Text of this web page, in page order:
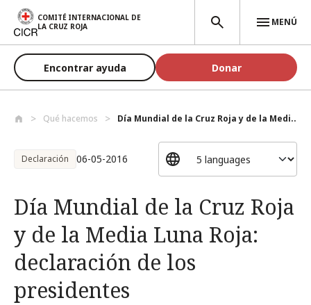
Pasar al contenido principal
COMITÉ INTERNACIONAL DE
LA CRUZ ROJA
MENÚ
Encontrar ayuda Donar
Qué hacemos Día Mundial de la Cruz Roja y de la Medi...
Declaración 06-05-2016
Día Mundial de la Cruz Roja
y de la Media Luna Roja:
declaración de los
presidentes